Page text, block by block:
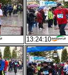
13:24:10